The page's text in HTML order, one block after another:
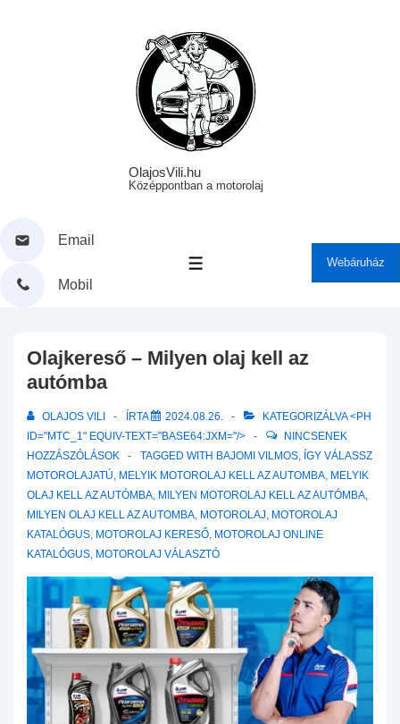
OlajosVili.hu
Középpontban a motorolaj
Email
Mobil
MENÜ Webáruház
Olajkereső – Milyen olaj kell az
autómba
OLAJOS VILI ÍRTA 2024.08.26.
KATEGORIZÁLVA <PH
ID="MTC_1" EQUIV-TEXT="BASE64:JXM="/>
NINCSENEK
HOZZÁSZÓLÁSOK
TAGGED WITH BAJOMI VILMOS, ÍGY VÁLASSZ
MOTOROLAJATÚ, MELYIK MOTOROLAJ KELL AZ AUTOMBA, MELYIK
OLAJ KELL AZ AUTÓMBA, MILYEN MOTOROLAJ KELL AZ AUTÓMBA,
MILYEN OLAJ KELL AZ AUTOMBA, MOTOROLAJ, MOTOROLAJ
KATALÓGUS, MOTOROLAJ KERESŐ, MOTOROLAJ ONLINE
KATALÓGUS, MOTOROLAJ VÁLASZTÓ